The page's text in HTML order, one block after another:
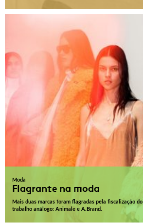
Moda
Flagrante na moda
Mais duas marcas foram flagradas pela fiscalização do
trabalho análogo: Animale e A.Brand.